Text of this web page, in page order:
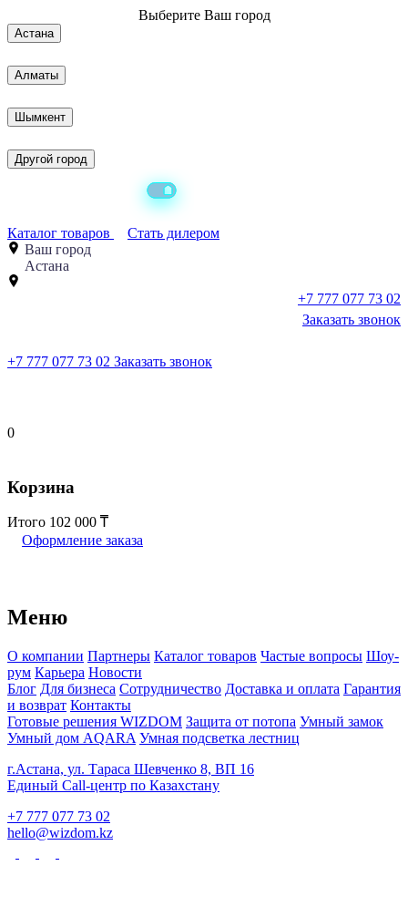
Выберите Ваш город
Астана
Алматы
Шымкент
Другой город
Каталог товаров
Стать дилером
Ваш город
Астана
+7 777 077 73 02
Заказать звонок
+7 777 077 73 02 Заказать звонок
0
Корзина
Итого 102 000
Оформление заказа
Меню
О компании Партнеры Каталог товаров Частые вопросы Шоу-
рум Карьера Новости
Блог Для бизнеса Сотрудничество Доставка и оплата Гарантия
и возврат Контакты
Готовые решения WIZDOM Защита от потопа Умный замок
Умный дом AQARA Умная подсветка лестниц
г.Астана, ул. Тараса Шевченко 8, ВП 16
Единый Call-центр по Казахстану
+7 777 077 73 02
hello@wizdom.kz